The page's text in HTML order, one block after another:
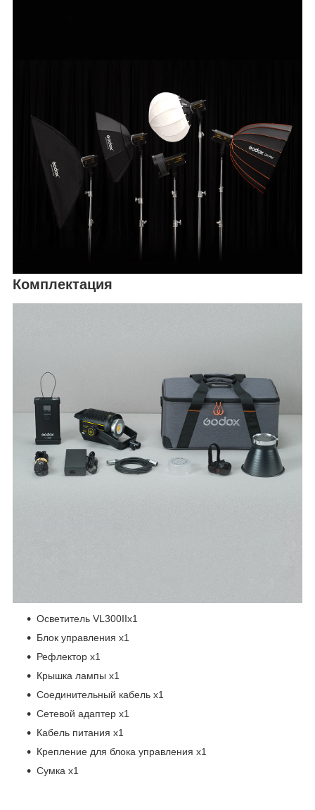
Комплектация
Осветитель VL300IIx1
Блок управления x1
Рефлектор x1
Крышка лампы x1
Соединительный кабель x1
Сетевой адаптер x1
Кабель питания x1
Крепление для блока управления x1
Сумка x1